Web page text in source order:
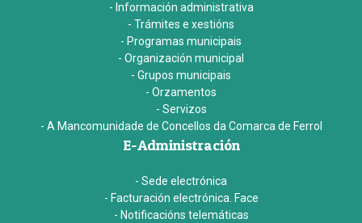
- Información administrativa
- Trámites e xestións
- Programas municipais
- Organización municipal
- Grupos municipais
- Orzamentos
- Servizos
- A Mancomunidade de Concellos da Comarca de Ferrol
E-Administración
- Sede electrónica
- Facturación electrónica. Face
- Notificacións telemáticas